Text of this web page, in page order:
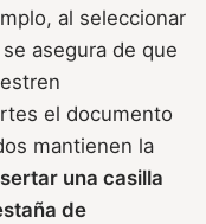
al seleccionar
asegura de que
el documento
mantienen la
una casilla
de